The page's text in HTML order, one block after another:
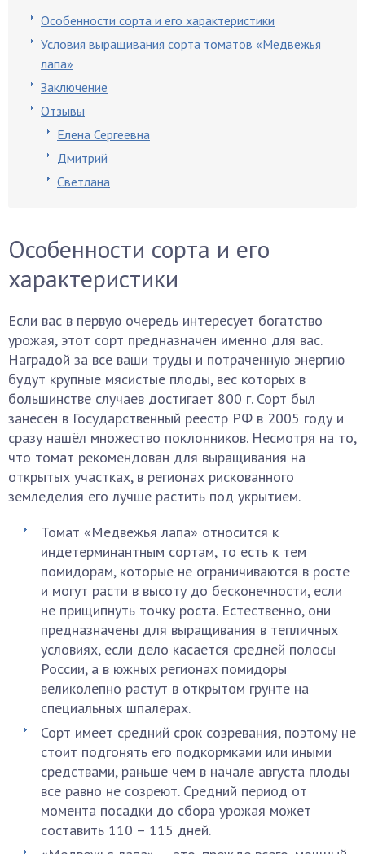
Особенности сорта и его характеристики
Условия выращивания сорта томатов «Медвежья
лапа»
Заключение
Отзывы
Елена Сергеевна
Дмитрий
Светлана
Особенности сорта и его
характеристики
Если вас в первую очередь интересует богатство
урожая, этот сорт предназначен именно для вас.
Наградой за все ваши труды и потраченную энергию
будут крупные мясистые плоды, вес которых в
большинстве случаев достигает 800 г. Сорт был
занесён в Государственный реестр РФ в 2005 году и
сразу нашёл множество поклонников. Несмотря на то,
что томат рекомендован для выращивания на
открытых участках, в регионах рискованного
земледелия его лучше растить под укрытием.
Томат «Медвежья лапа» относится к
индетерминантным сортам, то есть к тем
помидорам, которые не ограничиваются в росте
и могут расти в высоту до бесконечности, если
не прищипнуть точку роста. Естественно, они
предназначены для выращивания в тепличных
условиях, если дело касается средней полосы
России, а в южных регионах помидоры
великолепно растут в открытом грунте на
специальных шпалерах.
Сорт имеет средний срок созревания, поэтому не
стоит подгонять его подкормками или иными
средствами, раньше чем в начале августа плоды
все равно не созреют. Средний период от
момента посадки до сбора урожая может
составить 110 – 115 дней.